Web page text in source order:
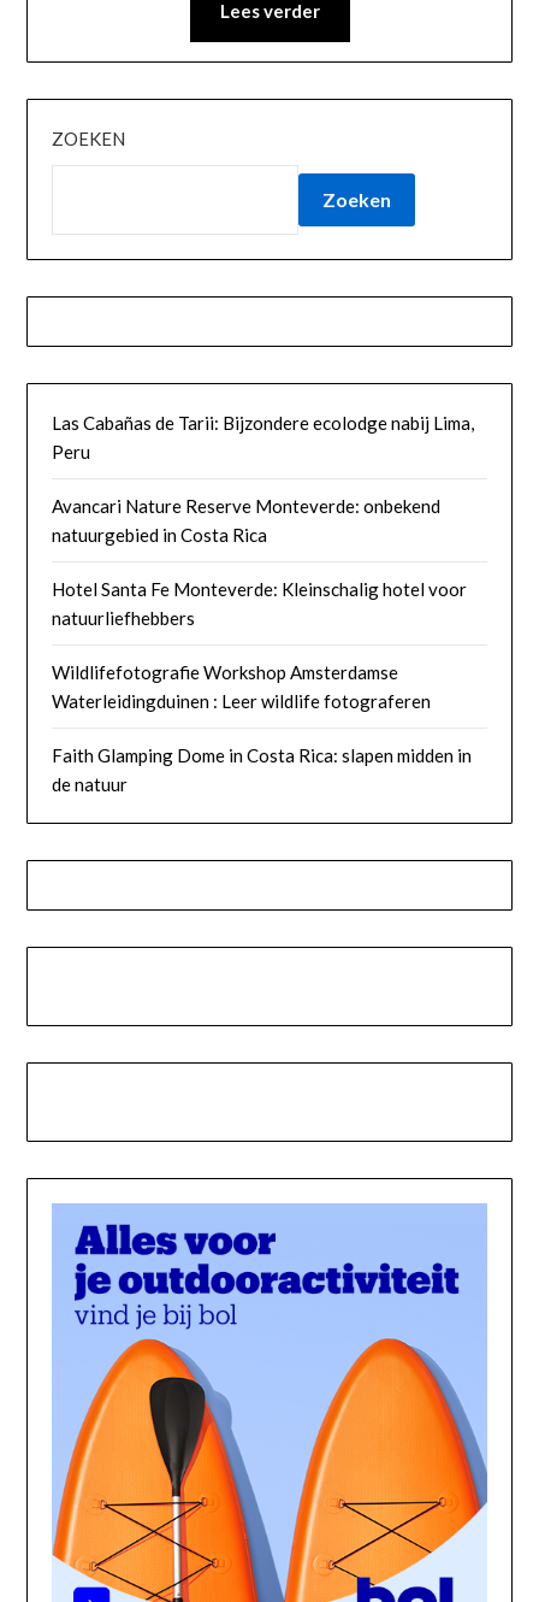
Lees verder
ZOEKEN
Zoeken
Las Cabañas de Tarii: Bijzondere ecolodge nabij Lima,
Peru
Avancari Nature Reserve Monteverde: onbekend
natuurgebied in Costa Rica
Hotel Santa Fe Monteverde: Kleinschalig hotel voor
natuurliefhebbers
Wildlifefotografie Workshop Amsterdamse
Waterleidingduinen : Leer wildlife fotograferen
Faith Glamping Dome in Costa Rica: slapen midden in
de natuur